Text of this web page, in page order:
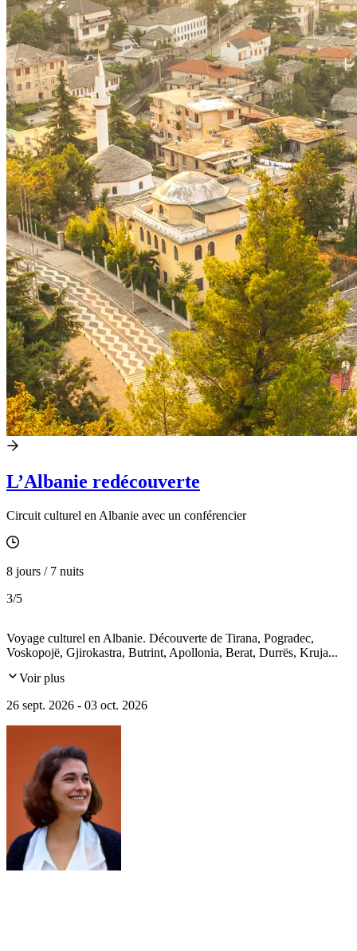
L’Albanie redécouverte
Circuit culturel en Albanie avec un conférencier
8 jours / 7 nuits
3/5
Voyage culturel en Albanie. Découverte de Tirana, Pogradec,
Voskopojë, Gjirokastra, Butrint, Apollonia, Berat, Durrës, Kruja...
Voir plus
26 sept. 2026 - 03 oct. 2026